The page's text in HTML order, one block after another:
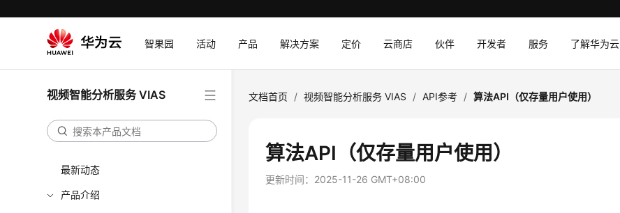
智果园 活动 产品 解决方案 定价 云商店 伙伴 开发者 服务 了解华为云
视频智能分析服务 VIAS
最新动态
产品介绍
文档首页 / 视频智能分析服务 VIAS / API参考 / 算法API（仅存量用户使用）
算法API（仅存量用户使用）
更新时间： 2025-11-26 GMT+08:00